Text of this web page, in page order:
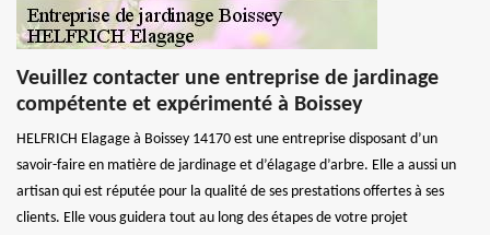
Veuillez contacter une entreprise de jardinage
compétente et expérimenté à Boissey
HELFRICH Elagage à Boissey 14170 est une entreprise disposant d’un
savoir-faire en matière de jardinage et d’élagage d’arbre. Elle a aussi un
artisan qui est réputée pour la qualité de ses prestations offertes à ses
clients. Elle vous guidera tout au long des étapes de votre projet